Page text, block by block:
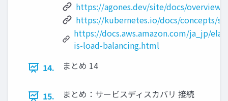
https://agones.dev/site/docs/overview/
https://kubernetes.io/docs/concepts/
https://docs.aws.amazon.com/ja_jp/
is-load-balancing.html
14.
まとめ 14
15.
まとめ：サービスディスカバリ 接続